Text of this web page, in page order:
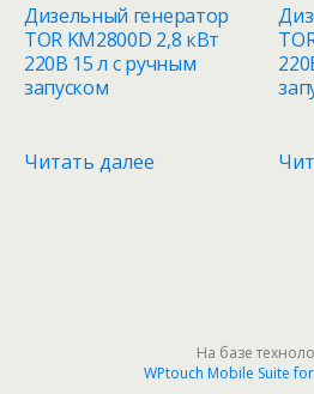
Дизельный генератор
TOR KM2800D 2,8 кВт
220В 15 л с ручным
запуском
Читать далее
На базе
WPtouch Mobile Suite